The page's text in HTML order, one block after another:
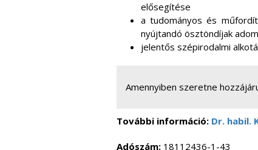
elősegítése
a tudományos és
nyújtandó ösztöndíjak
jelentős szépirodalmi
Amennyiben szeretne
További információ: Dr. habil.
Adószám: 18112436-1-43